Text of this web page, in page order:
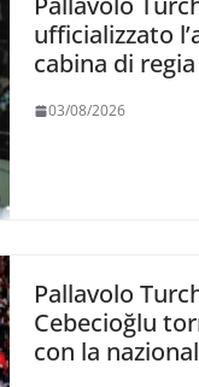
ufficializzato
cabina di regia
03/08/2026
Pallavolo
Cebecioğlu
con la